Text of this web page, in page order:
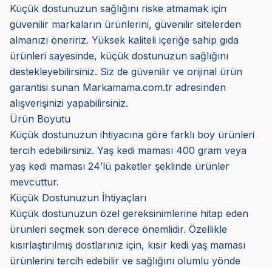
Küçük dostunuzun sağlığını riske atmamak için
güvenilir markaların ürünlerini, güvenilir sitelerden
almanızı öneririz. Yüksek kaliteli içeriğe sahip gıda
ürünleri sayesinde, küçük dostunuzun sağlığını
destekleyebilirsiniz. Siz de güvenilir ve orijinal ürün
garantisi sunan Markamama.com.tr adresinden
alışverişinizi yapabilirsiniz.
Ürün Boyutu
Küçük dostunuzun ihtiyacına göre farklı boy ürünleri
tercih edebilirsiniz. Yaş kedi maması 400 gram veya
yaş kedi maması 24’lü paketler şeklinde ürünler
mevcuttur.
Küçük Dostunuzun İhtiyaçları
Küçük dostunuzun özel gereksinimlerine hitap eden
ürünleri seçmek son derece önemlidir. Özellikle
kısırlaştırılmış dostlarınız için, kısır kedi yaş maması
ürünlerini tercih edebilir ve sağlığını olumlu yönde